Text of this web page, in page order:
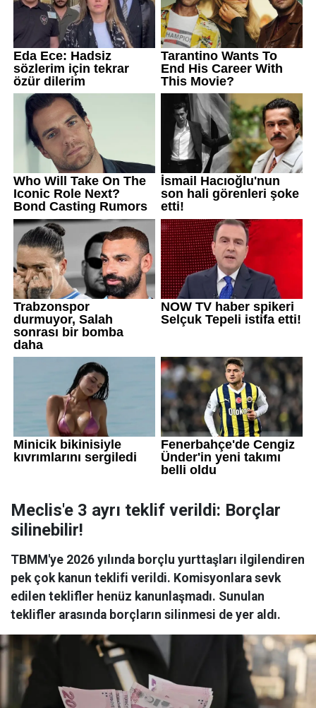
Meclis'e 3 ayrı teklif verildi: Borçlar
silinebilir!
TBMM'ye 2026 yılında borçlu yurttaşları ilgilendiren
pek çok kanun teklifi verildi. Komisyonlara sevk
edilen teklifler henüz kanunlaşmadı. Sunulan
teklifler arasında borçların silinmesi de yer aldı.